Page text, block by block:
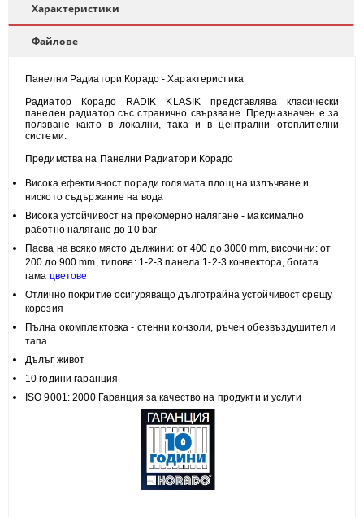
Характеристики
Файлове
Панелни Радиатори Корадо - Характеристика
Радиатор Корадо RADIK KLASIK представлява класически
панелен радиатор със странично свързване. Предназначен е за
ползване както в локални, така и в централни отоплителни
системи.
Предимства на Панелни Радиатори Корадо
Висока ефективност поради голямата площ на излъчване и
ниското съдържание на вода
Висока устойчивост на прекомерно налягане - максимално
работно налягане до 10 bar
Пасва на всяко място дължини: от 400 до 3000 mm, височини:от
200 до 900 mm, типове:1-2-3 панела 1-2-3 конвектора, богата
гама цветове
Отлично покритие осигуряващо дълготрайна устойчивост срещу
корозия
Пълна окомплектовка - стенни конзоли, ръчен обезвъздушител и
тапа
Дълъг живот
10 години гаранция
ISO 9001: 2000 Гаранция за качество на продукти и услуги